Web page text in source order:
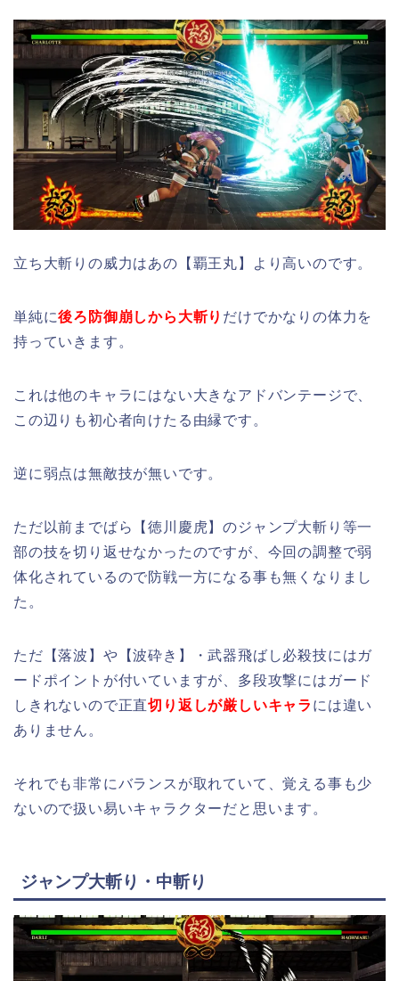
立ち大斬りの威力はあの【覇王丸】より高いのです。
単純に後ろ防御崩しから大斬り だけでかなりの体力を
持っていきます。
これは他のキャラにはない大きなアドバンテージで、
この辺りも初心者向けたる由縁です。
逆に弱点は無敵技が無いです。
ただ以前までばら【徳川慶虎】のジャンプ大斬り等一
部の技を切り返せなかったのですが、今回の調整で弱
体化されているので防戦一方になる事も無くなりまし
た。
ただ【落波】や【波砕き】・武器飛ばし必殺技にはガ
ードポイントが付いていますが、多段攻撃にはガード
しきれないので正直切り返しが厳しいキャラ には違い
ありません。
それでも非常にバランスが取れていて、覚える事も少
ないので扱い易いキャラクターだと思います。
ジャンプ大斬り・中斬り